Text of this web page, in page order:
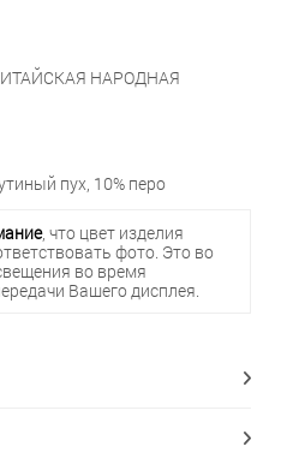
НАРОДНАЯ
пух, 10% перо
, что цвет изделия
фото. Это во
во время
Вашего дисплея.